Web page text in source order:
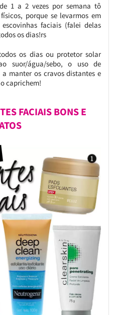
1 a 2 vezes por semana tô
porque se levarmos em
faciais (falei delas
os dias!rs
os dias ou protetor solar
suor/água/sebo, o uso de
manter os cravos distantes e
caprichem!
FACIAIS BONS E